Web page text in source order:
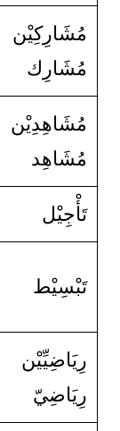
مُشَارِكِيْن
مُشَارِك
مُشَاهِدِيْن
مُشَاهِد
تَأْجِيْل
تَبْسِيْط
رِيَاضِيِّيْن
رِيَاضِيّ